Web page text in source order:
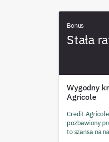
Bonus
Stała
Wygodny
Agricole
Credit
pozbawiony
to szansa na